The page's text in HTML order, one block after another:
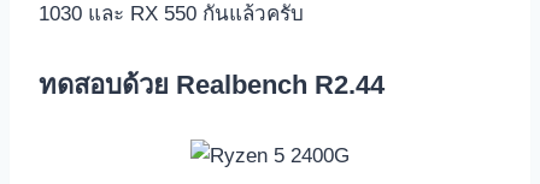
1030 และ RX 550 กันแล้วครับ
ทดสอบด้วย Realbench R2.44